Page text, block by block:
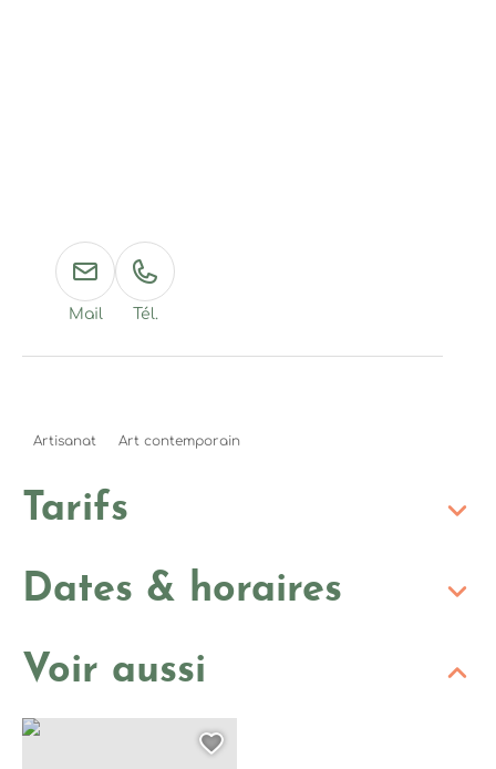
Artisanat Art contemporain
Tarifs
Dates & horaires
Voir aussi
Concert à Rocca : Le Jardin Imaginaire
Ajouter cette page au
Mail Tél.